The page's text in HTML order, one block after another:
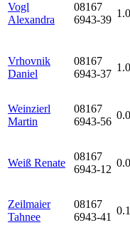
Vogl
Alexandra
08167
6943-39
Vrhovnik
Daniel
08167
6943-37
Weinzierl
Martin
08167
6943-56
Weiß Renate
08167
6943-12
Zeilmaier
Tahnee
08167
6943-41